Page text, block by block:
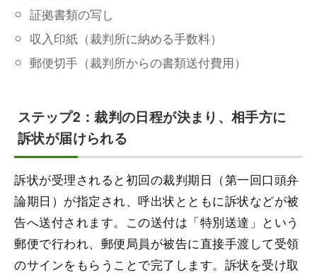
証拠書類の写し
収入印紙（裁判所に納める手数料）
郵便切手（裁判所からの書類送付費用）
ステップ2：裁判の日程が決まり、相手方に
訴状が届けられる
訴状が受理されると初回の裁判期日（第一回口頭弁
論期日）が指定され、呼出状とともに訴状などが被
告へ送付されます。この送付は「特別送達」という
郵便で行われ、郵便局員が被告に直接手渡して受領
のサインをもらうことで完了します。訴状を受け取